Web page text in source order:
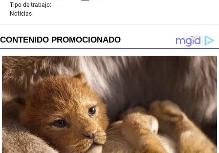
Tipo de trabajo:
Noticias